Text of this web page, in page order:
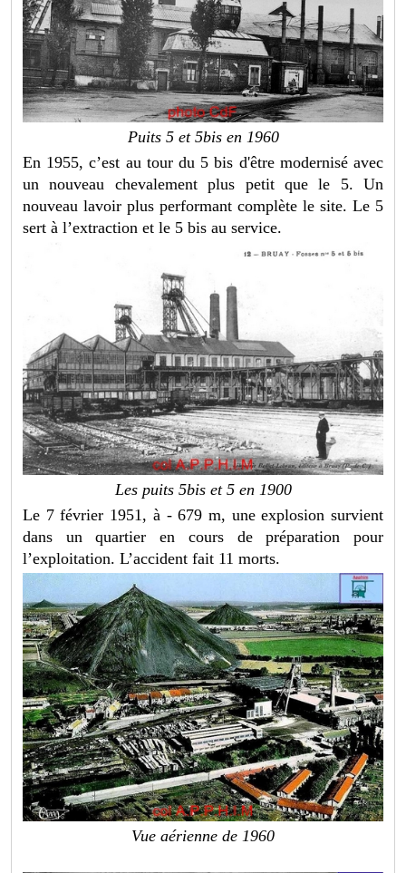
Puits 5 et 5bis en 1960
En 1955, c’est au tour du 5 bis d'être modernisé avec
un nouveau chevalement plus petit que le 5. Un
nouveau lavoir plus performant complète le site. Le 5
sert à l’extraction et le 5 bis au service.
Les puits 5bis et 5 en 1900
Le 7 février 1951, à - 679 m, une explosion survient
dans un quartier en cours de préparation pour
l’exploitation. L’accident fait 11 morts.
Vue aérienne de 1960